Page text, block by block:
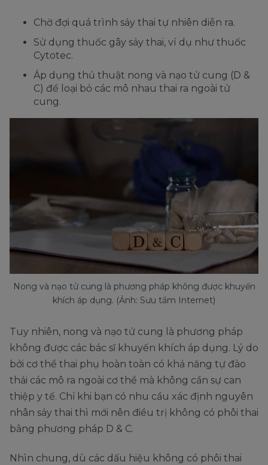
Chờ đợi quá trình sảy thai tự nhiên diễn ra.
Sử dụng thuốc gây sảy thai, ví dụ như thuốc
Cytotec.
Áp dụng thủ thuật nong và nạo tử cung (D &
C) để loại bỏ các mô nhau thai ra ngoài tử
cung.
Nong và nạo tử cung là phương pháp không được khuyến
khích áp dụng. (Ảnh: Sưu tầm Internet)
Tuy nhiên, nong và nạo tử cung là phương pháp
không được các bác sĩ khuyến khích áp dụng. Lý do
bởi cơ thể thai phụ hoàn toàn có khả năng tự đào
thải các mô ra ngoài cơ thể mà không cần sự can
thiệp y tế. Chỉ khi bạn có nhu cầu xác định nguyên
nhân sảy thai thì mới nên điều trị không có phôi thai
bằng phương pháp D & C.
Nhìn chung, dù các dấu hiệu không có phôi thai